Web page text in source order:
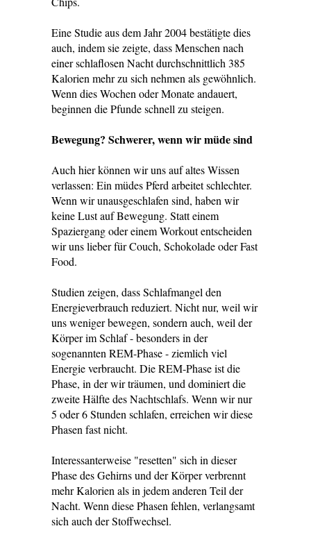
Eine Studie aus dem Jahr 2004 bestätigte dies
auch, indem sie zeigte, dass Menschen nach
einer schlaflosen Nacht durchschnittlich 385
Kalorien mehr zu sich nehmen als gewöhnlich.
Wenn dies Wochen oder Monate andauert,
beginnen die Pfunde schnell zu steigen.
Bewegung? Schwerer, wenn wir müde sind
Auch hier können wir uns auf altes Wissen
verlassen: Ein müdes Pferd arbeitet schlechter.
Wenn wir unausgeschlafen sind, haben wir
keine Lust auf Bewegung. Statt einem
Spaziergang oder einem Workout entscheiden
wir uns lieber für Couch, Schokolade oder Fast
Food.
Studien zeigen, dass Schlafmangel den
Energieverbrauch reduziert. Nicht nur, weil wir
uns weniger bewegen, sondern auch, weil der
Körper im Schlaf - besonders in der
sogenannten REM-Phase - ziemlich viel
Energie verbraucht. Die REM-Phase ist die
Phase, in der wir träumen, und dominiert die
zweite Hälfte des Nachtschlafs. Wenn wir nur
5 oder 6 Stunden schlafen, erreichen wir diese
Phasen fast nicht.
Interessanterweise "resetten" sich in dieser
Phase des Gehirns und der Körper verbrennt
mehr Kalorien als in jedem anderen Teil der
Nacht. Wenn diese Phasen fehlen, verlangsamt
sich auch der Stoffwechsel.